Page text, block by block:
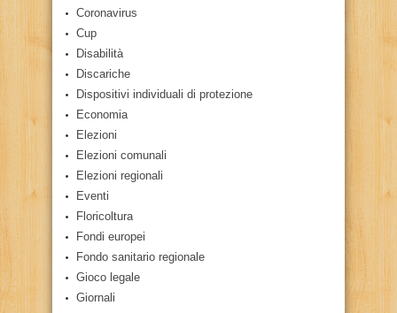
Coronavirus
Cup
Disabilità
Discariche
Dispositivi individuali di protezione
Economia
Elezioni
Elezioni comunali
Elezioni regionali
Eventi
Floricoltura
Fondi europei
Fondo sanitario regionale
Gioco legale
Giornali